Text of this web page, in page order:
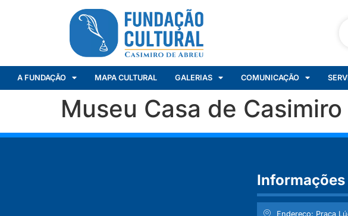
A FUNDAÇÃO MAPA CULTURAL GALERIAS COMUNICAÇÃO
Museu Casa de
Informações
Endereço: Praça